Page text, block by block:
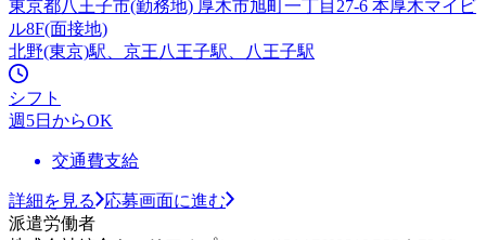
東京都八王子市(勤務地) 厚木市旭町一丁目27-6 本厚木マイビ
ル8F(面接地)
北野(東京)駅、京王八王子駅、八王子駅
シフト
週5日からOK
交通費支給
詳細を見る
応募画面に進む
派遣労働者